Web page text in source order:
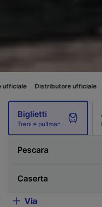
ufficiale Distributore
Biglietti
Treni e pullman
Via